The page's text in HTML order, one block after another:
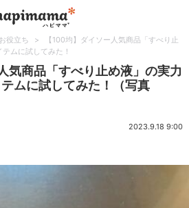
お役立ち >
【100均】ダイソー人気商品「すべり止
ムに試してみた！
気商品「すべり止め液」の実力
ムに試してみた！（写真
2023.9.18 9:00